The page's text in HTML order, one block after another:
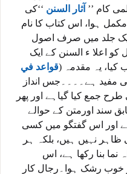
کام ’’ آثار السنن ‘‘کی
ہوا، اس کتاب کا نام
ایک جلد میں صرف اصول
اعلا ء السنن کے ایک
یہ مقدمہ (قواعد في
مفید ہے۔۔۔۔جس انداز
جمع کیا گیاہے اور پھر
سند اورمتن کے حوالے
اور اس گفتگو میں کسی
نہیں ہیں، بلکہ ہر
نما بنا رکھا ہے، اس
رشک ہوا۔رجالِ کار